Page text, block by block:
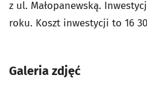
z ul. Małopanewską.
roku. Koszt inwestycji to 16
Galeria zdjęć